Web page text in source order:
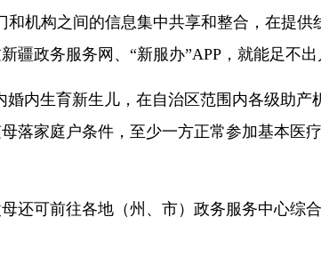
机构之间的信息集中共享和整合，在提
疆政务服务网、“新服办”APP，就能足不
婚内生育新生儿，在自治区范围内各级助
落家庭户条件，至少一方正常参加基本医
还可前往各地（州、市）政务服务中心综